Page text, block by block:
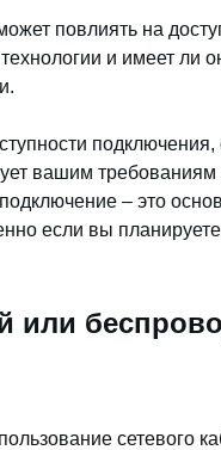
повлиять на
и имеет ли
вашим требованиям
– это
если вы планируете
или
сетевого